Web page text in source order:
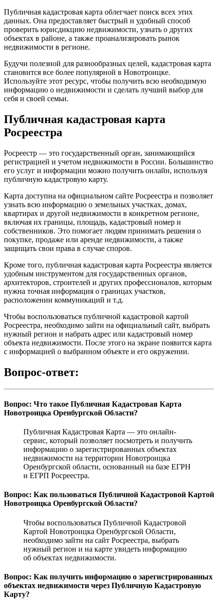
Публичная кадастровая карта облегчает поиск всех этих
данных. Она предоставляет быстрый и удобный способ
проверить юрисдикцию недвижимости, узнать о других
объектах в районе, а также проанализировать рынок
недвижимости в регионе.
Будучи полезной для разнообразных целей, кадастровая карта
становится все более популярной в Новотроицке.
Используйте этот ресурс, чтобы получить всю необходимую
информацию о недвижимости и сделать лучший выбор для
себя и своей семьи.
Публичная кадастровая карта
Росреестра
Росреестр — это государственный орган, занимающийся
регистрацией и учетом недвижимости в России. Большинство
его услуг и информации можно получить онлайн, используя
публичную кадастровую карту.
Карта доступна на официальном сайте Росреестра и позволяет
узнать всю информацию о земельных участках, домах,
квартирах и другой недвижимости в конкретном регионе,
включая их границы, площадь, кадастровый номер и
собственников. Это помогает людям принимать решения о
покупке, продаже или аренде недвижимости, а также
защищать свои права в случае споров.
Кроме того, публичная кадастровая карта Росреестра является
удобным инструментом для государственных органов,
архитекторов, строителей и других профессионалов, которым
нужна точная информация о границах участков,
расположении коммуникаций и т.д.
Чтобы воспользоваться публичной кадастровой картой
Росреестра, необходимо зайти на официальный сайт, выбрать
нужный регион и набрать адрес или кадастровый номер
объекта недвижимости. После этого на экране появится карта
с информацией о выбранном объекте и его окружении.
Вопрос-ответ:
Вопрос: Что такое Публичная Кадастровая Карта
Новотроицка Оренбургской Области?
Публичная Кадастровая Карта — это онлайн-
сервис, который позволяет посмотреть и получить
информацию о зарегистрированных объектах
недвижимости на территории Новотроицка
Оренбургской области, основанный на базе ЕГРН
и ЕГРП Росреестра.
Вопрос: Как пользоваться Публичной Кадастровой Картой
Новотроицка Оренбургской Области?
Чтобы воспользоваться Публичной Кадастровой
Картой Новотроицка Оренбургской Области,
необходимо зайти на сайт Росреестра, выбрать
нужный регион и на карте увидеть информацию
об объектах недвижимости.
Вопрос: Как получить информацию о зарегистрированных
объектах недвижимости через Публичную Кадастровую
Карту?